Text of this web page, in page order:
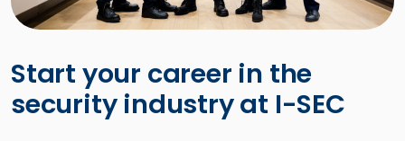
Start your career in the
security industry at I-SEC